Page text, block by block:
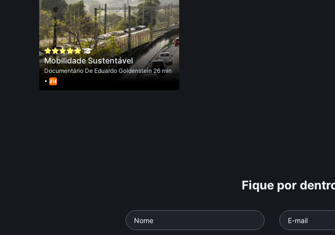
Mobilidade Sustentável
DocumentárioDe Eduardo Goldenstein 26 min
•
Fique por